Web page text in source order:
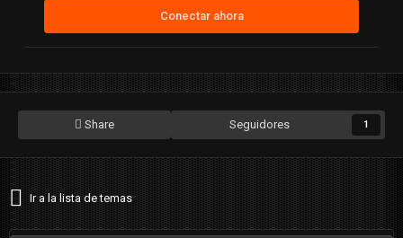
Conectar ahora
Share Seguidores 1
Ir a la lista de temas